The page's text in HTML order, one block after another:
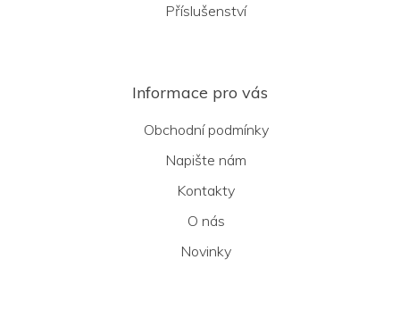
Příslušenství
Informace pro vás
Obchodní podmínky
Napište nám
Kontakty
O nás
Novinky